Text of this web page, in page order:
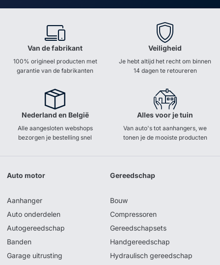
Van de fabrikant
100% origineel producten met
garantie van de fabrikanten
Veiligheid
Je hebt altijd het recht om binnen
14 dagen te retoureren
Nederland en België
Alle aangesloten webshops
bezorgen je bestelling snel
Alles voor je tuin
Van auto's tot aanhangers, we
tonen je de mooiste producten
Auto motor
Aanhanger
Auto onderdelen
Autogereedschap
Banden
Garage uitrusting
Gereedschap
Bouw
Compressoren
Gereedschapsets
Handgereedschap
Hydraulisch gereedschap